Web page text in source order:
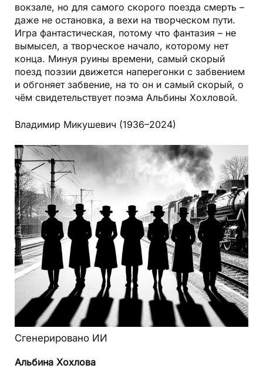
вокзале, но для самого скорого поезда смерть –
даже не остановка, а вехи на творческом пути.
Игра фантастическая, потому что фантазия – не
вымысел, а творческое начало, которому нет
конца. Минуя руины времени, самый скорый
поезд поэзии движется наперегонки с забвением
и обгоняет забвение, на то он и самый скорый, о
чём свидетельствует поэма Альбины Хохловой.
Владимир Микушевич (1936–2024)
Сгенерировано ИИ
Альбина Хохлова